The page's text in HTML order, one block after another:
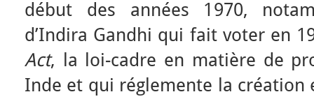
début des années 1970,
d’Indira Gandhi qui fait voter en
Act, la loi-cadre en matière de
Inde et qui réglemente la création